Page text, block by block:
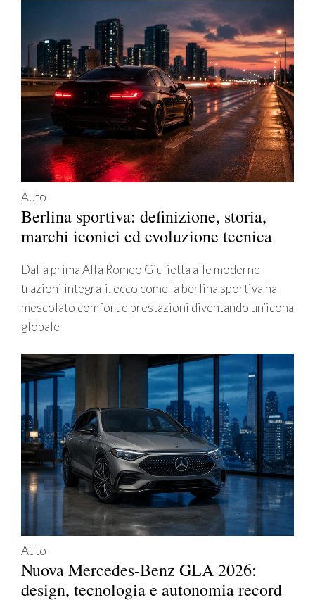
Auto
Berlina sportiva: definizione, storia,
marchi iconici ed evoluzione tecnica
Dalla prima Alfa Romeo Giulietta alle moderne
trazioni integrali, ecco come la berlina sportiva ha
mescolato comfort e prestazioni diventando un’icona
globale
Auto
Nuova Mercedes-Benz GLA 2026:
design, tecnologia e autonomia record